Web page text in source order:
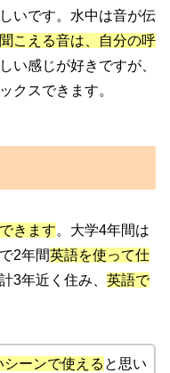
いです。水中は音が伝
こえる音は、自分の呼
い感じが好きですが、
クスできます。
きます。大学4年間は
2年間英語を使って仕
3年近く住み、 英語で
シーンで使える と思い